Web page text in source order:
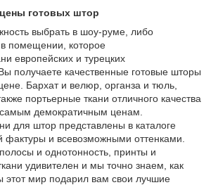
готовых штор
выбрать в шоу-руме, либо
помещении, которое
европейских и турецких
получаете качественные готовые шторы
Бархат и велюр, органза и тюль,
портьерные ткани отличного качества
демократичным ценам.
для штор представлены в каталоге
фактуры и всевозможными оттенками.
и однотонность, принты и
удивителен и мы точно знаем, как
этот мир подарил вам свои лучшие